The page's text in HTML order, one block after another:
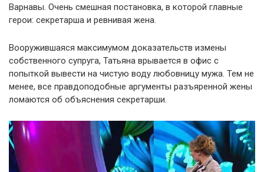
Варнавы. Очень смешная постановка, в которой главные
герои: секретарша и ревнивая жена.
Вооружившаяся максимумом доказательств измены
собственного супруга, Татьяна врывается в офис с
попыткой вывести на чистую воду любовницу мужа. Тем не
менее, все правдоподобные аргументы разъяренной жены
ломаются об объяснения секретарши.